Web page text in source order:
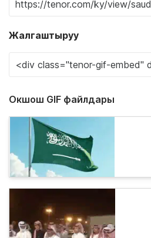
Жалгаштыруу
Окшош GIF файлдары